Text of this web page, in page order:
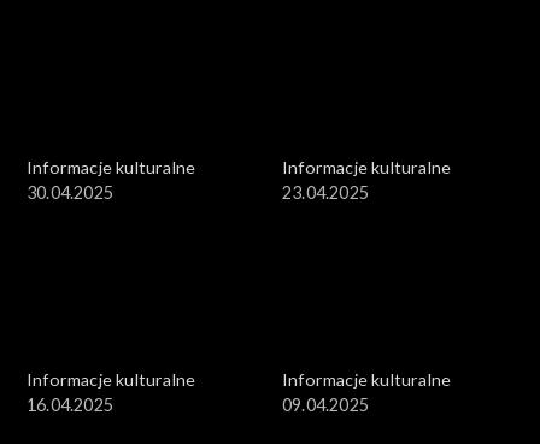
Informacje kulturalne
30.04.2025
Informacje kulturalne
23.04.2025
Informacje kulturalne
16.04.2025
Informacje kulturalne
09.04.2025